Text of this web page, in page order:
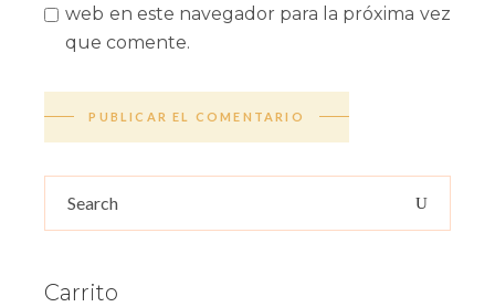
web en este navegador para la próxima vez
que comente.
PUBLICAR EL COMENTARIO
Search
for:
Carrito